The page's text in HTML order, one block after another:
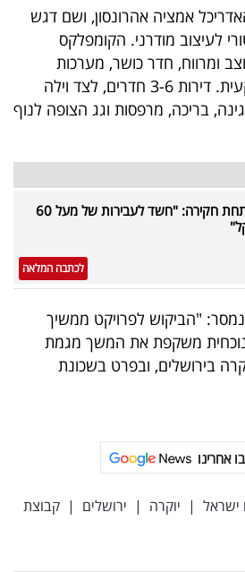
אמציה אהרונסון, ושם דגש
לעיצוב מודרני. הקומפלקס
ומרווח, חדר כושר, מערכות
אבטחה וחנייה תת קרקעית. דירות 3-6 חדרים, לצד וילה
בריכה, מרפסות וגג הצופה לנוף
קבלנים תחת חקירה: "חשד לעבירות של מעל 60
לכתבה המלאה
"הביקוש לפרויקט ממשיך
משקפת את המשך מגמת
בירושלים, ובפרט בשכונת
אחרינו
ישראל | יוקרה | ירושלים | קבוצת